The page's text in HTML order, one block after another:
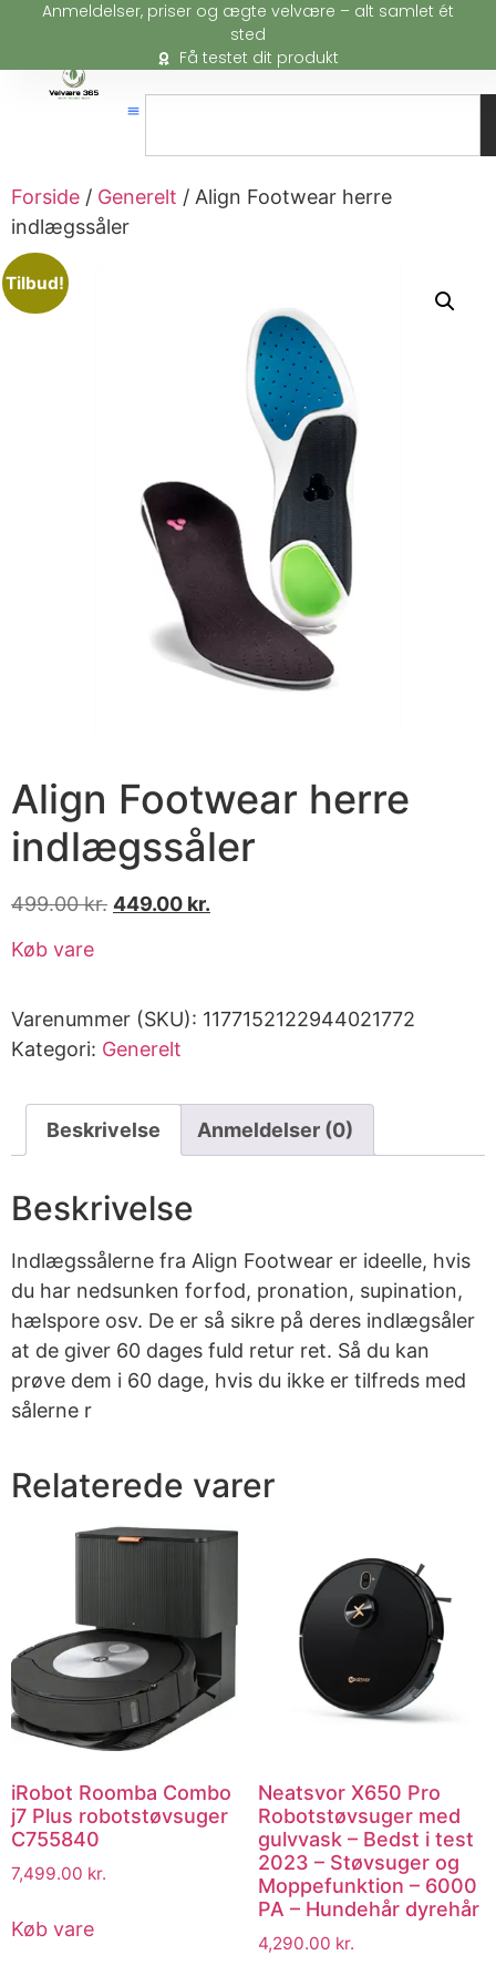
Anmeldelser, priser og ægte velvære – alt samlet ét
sted
Få testet dit produkt
Forside / Generelt / Align Footwear herre
indlægssåler
Tilbud!
Align Footwear herre
indlægssåler
499.00kr. 449.00 kr.
Køb vare
Varenummer (SKU): 1177152122944021772
Kategori: Generelt
Beskrivelse Anmeldelser (0)
Beskrivelse
Indlægssålerne fra Align Footwear er ideelle, hvis
du har nedsunken forfod, pronation, supination,
hælspore osv. De er så sikre på deres indlægsåler
at de giver 60 dages fuld retur ret. Så du kan
prøve dem i 60 dage, hvis du ikke er tilfreds med
sålerne r
Relaterede varer
iRobot Roomba Combo
j7 Plus robotstøvsuger
C755840
7,499.00 kr.
Køb vare
Neatsvor X650 Pro
Robotstøvsuger med
gulvvask – Bedst i test
2023 – Støvsuger og
Moppefunktion – 6000
PA – Hundehår dyrehår
4,290.00 kr.